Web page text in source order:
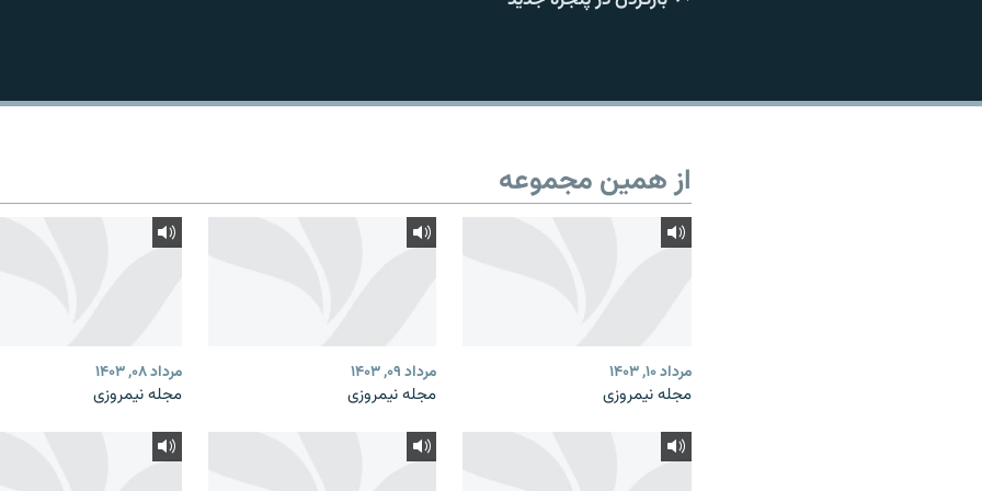
از همین مجموعه
مرداد ۱۰, ۱۴۰۳
مجله نیمروزی
مرداد ۰۹, ۱۴۰۳
مجله نیمروزی
مرداد ۰۸, ۱۴۰۳
مجله نیمروزی